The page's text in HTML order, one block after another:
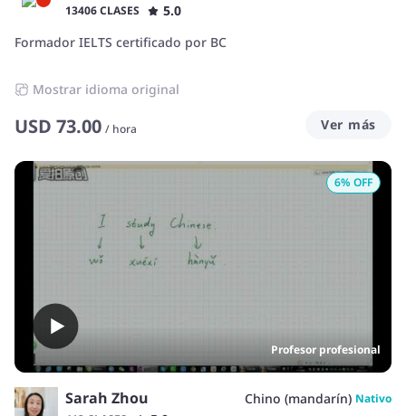
13406 CLASES
5.0
Formador IELTS certificado por BC
Mostrar idioma original
USD 73.00 / hora Ver más
Profesor profesional
6% OFF
Sarah Zhou Chino (mandarín) Nativo